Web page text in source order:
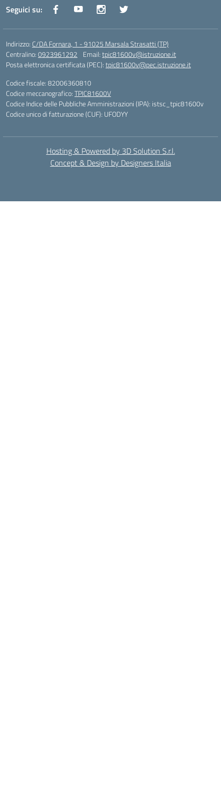
Seguici su:
Indirizzo: C/DA Fornara, 1 - 91025 Marsala Strasatti (TP)
Centralino:0923961292 Email:tpic81600v@istruzione.it
Posta elettronica certificata (PEC):tpic81600v@pec.istruzione.it
Codice fiscale: 82006360810
Codice meccanografico:TPIC81600V
Codice Indice delle Pubbliche Amministrazioni (IPA): istsc_tpic81600v
Codice unico di fatturazione (CUF): UFODYY
Hosting & Powered by 3D Solution S.r.l.
Concept & Design by Designers Italia